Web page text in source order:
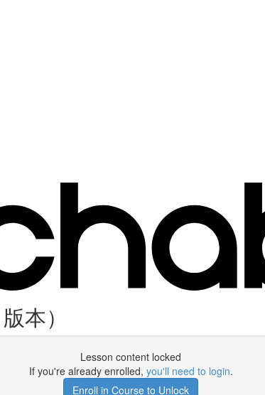
本）
Lesson content locked
If you're already enrolled, you'll need to login.
Enroll in Course to Unlock